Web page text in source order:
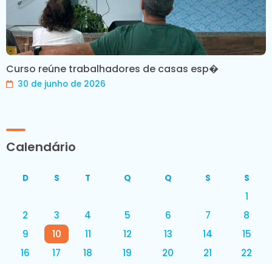
Curso reúne trabalhadores de casas esp�
30 de junho de 2026
Calendário
D S T Q Q S S
1
2
3 4 5 6 7
8
9
10 11 12 13 14
15
16
17 18 19 20 21
22